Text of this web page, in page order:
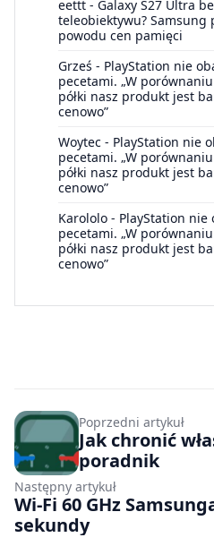
eettt - Galaxy S27 Ultra
teleobiektywu? Samsung
powodu cen pamięci
Grześ - PlayStation nie
pecetami. „W
półki nasz produkt jest
cenowo”
Woytec - PlayStation nie
pecetami. „W
półki nasz produkt jest
cenowo”
Karololo - PlayStation nie
pecetami. „W
półki nasz produkt jest
cenowo”
Poprzedni artykuł
Jak chronić
poradnik
Następny artykuł
Wi-Fi 60 GHz
sekundy